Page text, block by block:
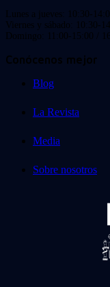
Lunes a jueves: 10:30-
Viernes y sábado: 10:30-
Domingo: 11:00-15:00 /
Conócenos mejor
Blog
La Revista
Media
Sobre nosotros